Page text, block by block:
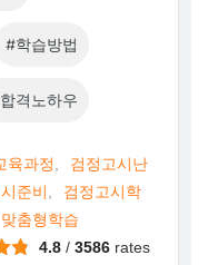
#학습방법
격노하우
육과정
검정고시난
준비
검정고시학
맞춤형학습
4.8 /3586 rates